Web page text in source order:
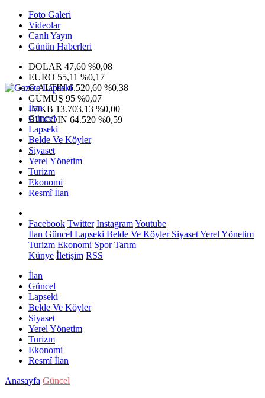
Foto Galeri
Videolar
Canlı Yayın
Günün Haberleri
DOLAR 47,60 %0,08
EURO 55,11 %0,17
G.ALTIN6.520,60 %0,38
GÜMÜŞ 95 %0,07
IMKB 13.703,13 %0,00
BITCOIN 64.520 %0,59
İlan
Güncel
Lapseki
Belde Ve Köyler
Siyaset
Yerel Yönetim
Turizm
Ekonomi
Resmî İlan
Facebook Twitter InstagramYoutube
İlan Güncel Lapseki Belde Ve KöylerSiyasetYerel Yönetim
Turizm Ekonomi SporTarım
Künye İletişim RSS
İlan
Güncel
Lapseki
Belde Ve Köyler
Siyaset
Yerel Yönetim
Turizm
Ekonomi
Resmî İlan
Anasayfa Güncel